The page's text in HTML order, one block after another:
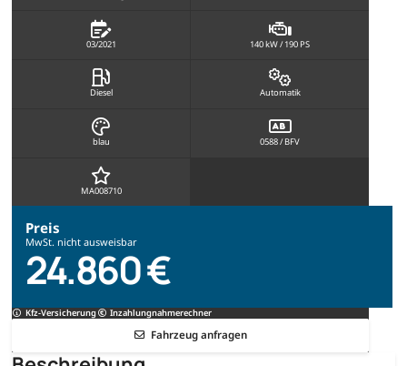
03/2021 140 kW / 190 PS
Diesel Automatik
blau 0588 / BFV
MA008710
Preis
MwSt. nicht ausweisbar
24.860 €
Kfz-Versicherung Inzahlungnahmerechner
Fahrzeug anfragen